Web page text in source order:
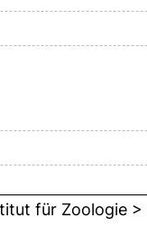
für Zoologie